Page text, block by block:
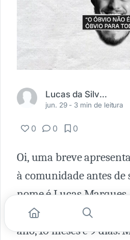
Lucas da Silva Marques
jun. 29 - 3 min de leitura
0 0 0
Oi, uma breve
à comunidade antes de
nome é Lucas
sou Social Media e
ano, 10 meses e 9 dias.